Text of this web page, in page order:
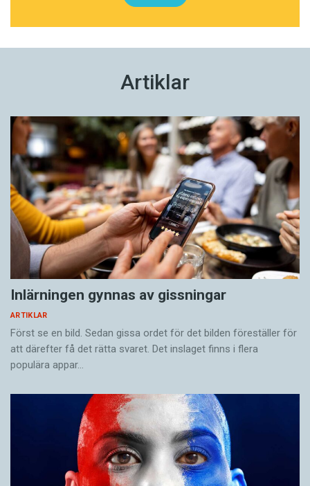
Artiklar
Inlärningen gynnas av gissningar
ARTIKLAR
Först se en bild. Sedan gissa ordet för det bilden föreställer för
att därefter få det rätta svaret. Det inslaget finns i flera
populära appar…